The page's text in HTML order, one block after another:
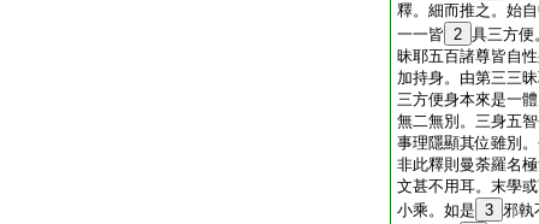
釋。細而推之。始
一一皆 2 具三方便
昧耶五百諸尊皆自
加持身。由第三三
三方便身本來是一
無二無別。三身五
事理隱顯其位雖別
非此釋則曼荼羅名
文甚不用耳。末學
小乘。如是 3 邪執